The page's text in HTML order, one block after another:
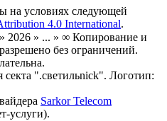
на условиях следующей
4.0 International.
2026 » ... » ∞ Копирование и
без ограничений.
секта ".светильnick". Логотип:
Sarkor Telecom
услуги).